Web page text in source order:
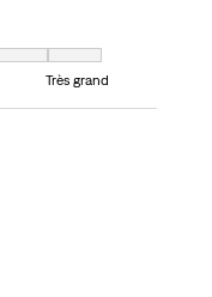
est égal à Très grand
Très grand